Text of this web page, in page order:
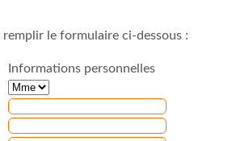
remplir le formulaire ci-dessous :
Informations personnelles